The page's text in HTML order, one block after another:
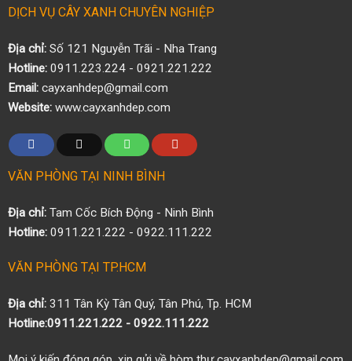
DỊCH VỤ CÂY XANH CHUYÊN NGHIỆP
Địa chỉ:Số 121 Nguyễn Trãi - Nha Trang
Hotline:0911.223.224 - 0921.221.222
Email:cayxanhdep@gmail.com
Website:www.cayxanhdep.com
VĂN PHÒNG TẠI NINH BÌNH
Địa chỉ:Tam Cốc Bích Động - Ninh Bình
Hotline:0911.221.222 - 0922.111.222
VĂN PHÒNG TẠI TP.HCM
Địa chỉ:311 Tân Kỳ Tân Quý, Tân Phú, Tp. HCM
Hotline:0911.221.222 - 0922.111.222